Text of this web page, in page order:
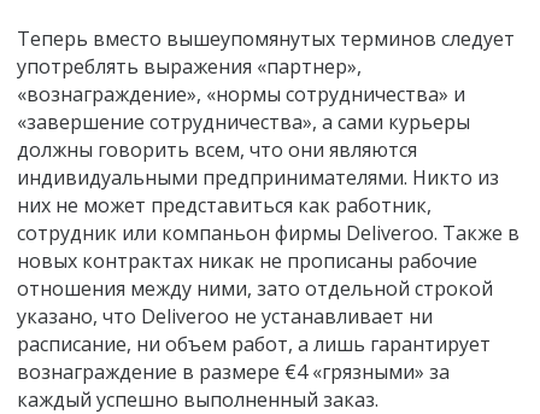
Теперь вместо вышеупомянутых терминов следует
употреблять выражения «партнер»,
«вознаграждение», «нормы сотрудничества» и
«завершение сотрудничества», а сами курьеры
должны говорить всем, что они являются
индивидуальными предпринимателями. Никто из
них не может представиться как работник,
сотрудник или компаньон фирмы Deliveroo. Также в
новых контрактах никак не прописаны рабочие
отношения между ними, зато отдельной строкой
указано, что Deliveroo не устанавливает ни
расписание, ни объем работ, а лишь гарантирует
вознаграждение в размере €4 «грязными» за
каждый успешно выполненный заказ.